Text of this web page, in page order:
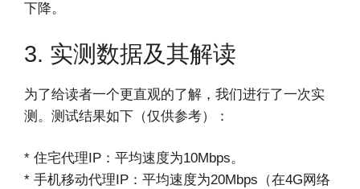
下降。
3. 实测数据及其解读
为了给读者一个更直观的了解，我们进行了一次实
测。测试结果如下（仅供参考）：
* 住宅代理IP：平均速度为10Mbps。
* 手机移动代理IP：平均速度为20Mbps（在4G网络